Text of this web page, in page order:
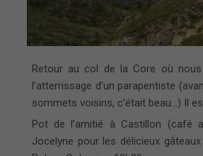
Retour au col de la Core où
l’atterrissage d’un parapentiste
sommets voisins, c’était beau…) Il
Pot de l’amitié à Castillon (café
Jocelyne pour les délicieux